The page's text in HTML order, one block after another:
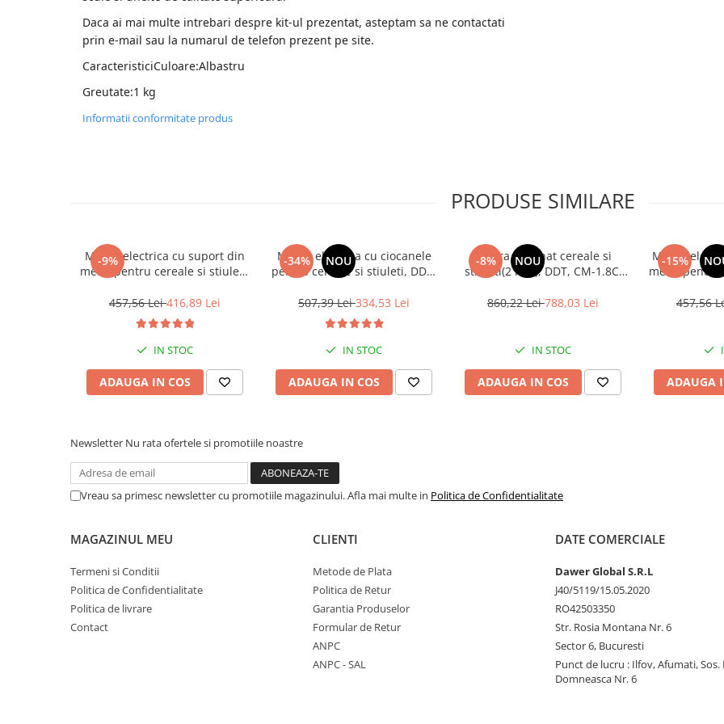
Daca ai mai multe intrebari despre kit-ul prezentat, asteptam sa ne contactati
prin e-mail sau la numarul de telefon prezent pe site.
CaracteristiciCuloare:Albastru
Greutate:1 kg
Informatii conformitate produs
PRODUSE SIMILARE
-9%
Moara electrica cu suport din
metal pentru cereale si stiuleti,
ciocanele, motor 4.2 kw, 3000
rpm, 320 kg/h, 4 site de
rezerva, bonus sac, surubelnita
si perie. Buton on/off
457,56 Lei416,89 Lei
IN STOC
ADAUGA IN COS
-34% NOU
Moara electrica cu ciocanele
pentru cereale si stiuleti, DDT,
507,39 Lei334,53 Lei
IN STOC
ADAUGA IN COS
-8% NOU
Moara macinat cereale si
stiuleti(2 in 1), DDT, CM-1.8C,
860,22 Lei788,03 Lei
IN STOC
ADAUGA IN COS
-15%
Moara
metal pentru
Mare, motor
457,56
ADAUGA
Newsletter Nu rata ofertele si promotiile noastre
Vreau sa primesc newsletter cu promotiile magazinului. Afla mai multe in Politica de Confidentialitate
MAGAZINUL MEU
Termeni si Conditii
Politica de Confidentialitate
Politica de livrare
Contact
CLIENTI
Metode de Plata
Politica de Retur
Garantia Produselor
Formular de Retur
ANPC
ANPC - SAL
DATE COMERCIALE
Dawer Global S.R.L
J40/5119/15.05.2020
RO42503350
Str. Rosia Montana Nr. 6
Sector 6, Bucuresti
Punct de lucru : Ilfov, Afumati, Sos.
Domneasca Nr. 6